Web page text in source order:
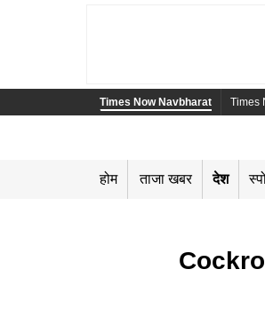
Times Now Navbharat Times
होम ताजा खबर देश